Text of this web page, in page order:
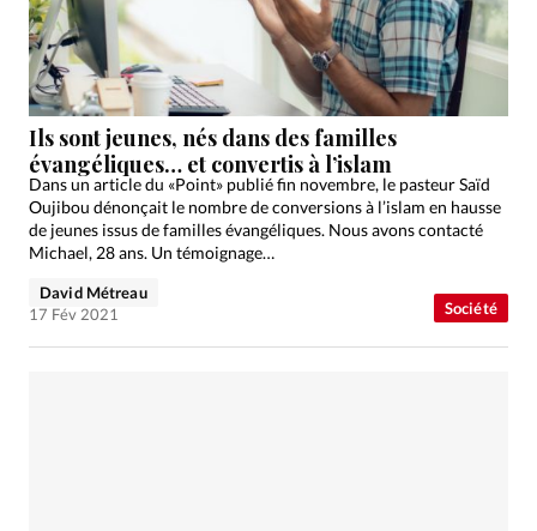
Société
Ils sont jeunes, nés dans des familles
évangéliques… et convertis à l’islam
Dans un article du «Point» publié fin novembre, le pasteur Saïd
Oujibou dénonçait le nombre de conversions à l’islam en hausse
de jeunes issus de familles évangéliques. Nous avons contacté
Michael, 28 ans. Un témoignage…
David Métreau
17 Fév 2021